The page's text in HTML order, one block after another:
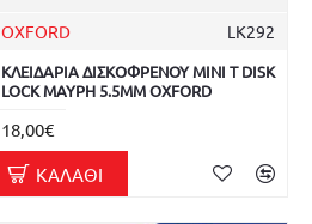
OXFORD LK292
ΚΛΕΙΔΑΡΙΑ ΔΙΣΚΟΦΡΕΝΟΥ MINI T DISK
LOCK ΜΑΥΡΗ 5.5MM OXFORD
18,00€
ΚΑΛΆΘΙ